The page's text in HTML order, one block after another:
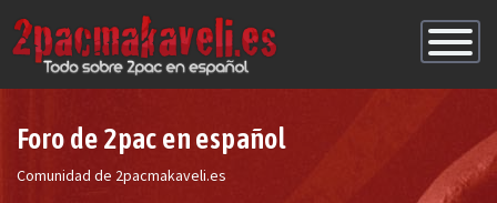
de
Foro de 2pac en español
Comunidad de 2pacmakaveli.es